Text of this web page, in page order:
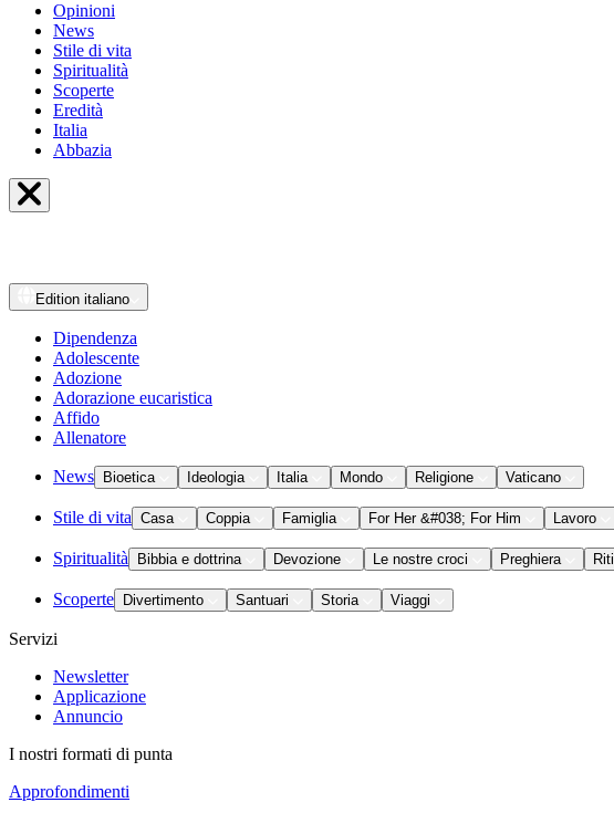
Opinioni
News
Stile di vita
Spiritualità
Scoperte
Eredità
Italia
Abbazia
Edition italiano
Dipendenza
Adolescente
Adozione
Adorazione eucaristica
Affido
Allenatore
News Bioetica Ideologia Italia Mondo Religione Vaticano
Stile di vita Casa Coppia Famiglia For Her &#038; For Him Lavoro
Spiritualità Bibbia e dottrina Devozione Le nostre croci Preghiera Riti
Scoperte Divertimento Santuari Storia Viaggi
Servizi
Newsletter
Applicazione
Annuncio
I nostri formati di punta
Approfondimenti